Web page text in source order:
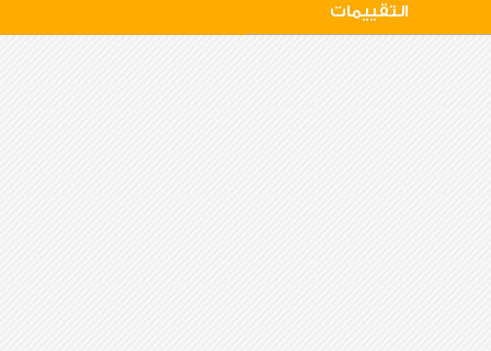
التقييمات